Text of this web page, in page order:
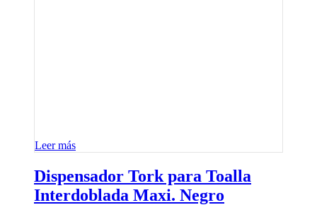
Leer más
Dispensador Tork para Toalla
Interdoblada Maxi. Negro